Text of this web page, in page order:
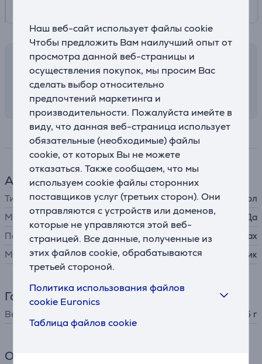
Наш веб-сайт использует файлы cookie
Чтобы предложить Вам наилучший опыт от
просмотра данной веб-страницы и
осуществления покупок, мы просим Вас
сделать выбор относительно
предпочтений маркетинга и
производительности. Пожалуйста имейте в
виду, что данная веб-страница использует
обязательные (необходимые) файлы
cookie, от которых Вы не можете
отказаться. Также сообщаем, что мы
используем cookie файлы сторонних
поставщиков услуг (третьих сторон). Они
отправляются с устройств или доменов,
которые не управляются этой веб-
страницей. Все данные, полученные из
этих файлов cookie, обрабатываются
третьей стороной.
Политика использования файлов
cookie Euronics
Таблица файлов cookie
Возможности доставки
Выберите подходящий способ доставки в
Спецификация
Аксессуар для телефона
Тип
защитный чехол
MagSafe
Да
Подходит для телефонов
Apple iPhone 15 Pro Max
Материал
пластик
Габариты
Вес 75 г
Общий параметр